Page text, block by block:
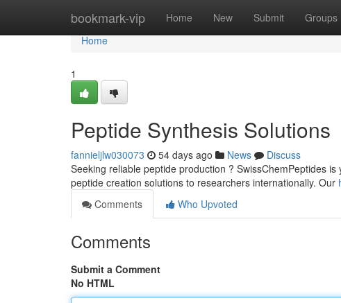
bookmark-vip Home New Submit Groups
Home
Home
1
Peptide Synthesis Solutions
fannieljlw030073 54 days ago News
Discuss
Seeking reliable peptide production ? SwissChemPeptides
peptide creation solutions to researchers internationally. Our
Comments
Who Upvoted
Comments
Submit a Comment
No HTML